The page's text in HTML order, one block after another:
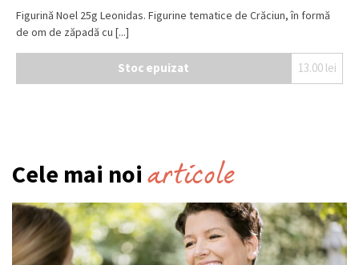
Figurină Noel 25g Leonidas. Figurine tematice de Crăciun, în formă
de om de zăpadă cu [...]
Stoc epuizat 13.00 lei
Cele mai noi articole